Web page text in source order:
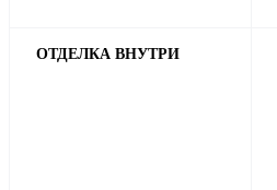
ОТДЕЛКА ВНУТРИ